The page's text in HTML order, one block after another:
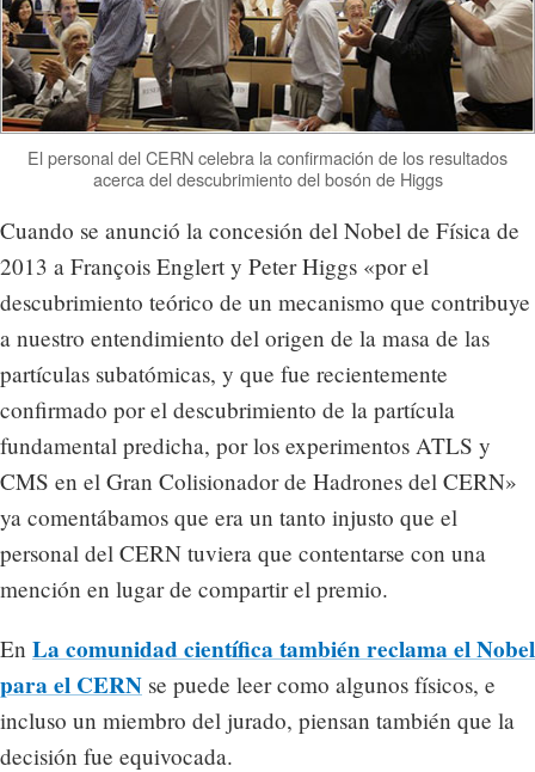
El personal del CERN celebra la confirmación de los resultados
acerca del descubrimiento del bosón de Higgs
Cuando se anunció la concesión del Nobel de Física de
2013 a François Englert y Peter Higgs «por el
descubrimiento teórico de un mecanismo que contribuye
a nuestro entendimiento del origen de la masa de las
partículas subatómicas, y que fue recientemente
confirmado por el descubrimiento de la partícula
fundamental predicha, por los experimentos ATLS y
CMS en el Gran Colisionador de Hadrones del CERN»
ya comentábamos que era un tanto injusto que el
personal del CERN tuviera que contentarse con una
mención en lugar de compartir el premio.
En La comunidad científica también reclama el Nobel
para el CERN se puede leer como algunos físicos, e
incluso un miembro del jurado, piensan también que la
decisión fue equivocada.